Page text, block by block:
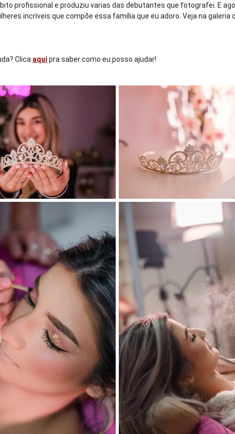
profissional e produziu varias das debutantes que fotografei. E
incríveis que compõe essa família que eu adoro. Veja na galeria
Clica aqui pra saber como eu posso ajudar!